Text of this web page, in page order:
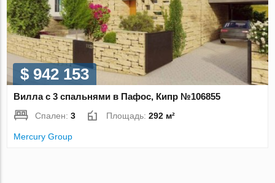
$ 942 153
Вилла с 3 спальнями в Пафос, Кипр №106855
Спален:3 Площадь:292 м²
Mercury Group